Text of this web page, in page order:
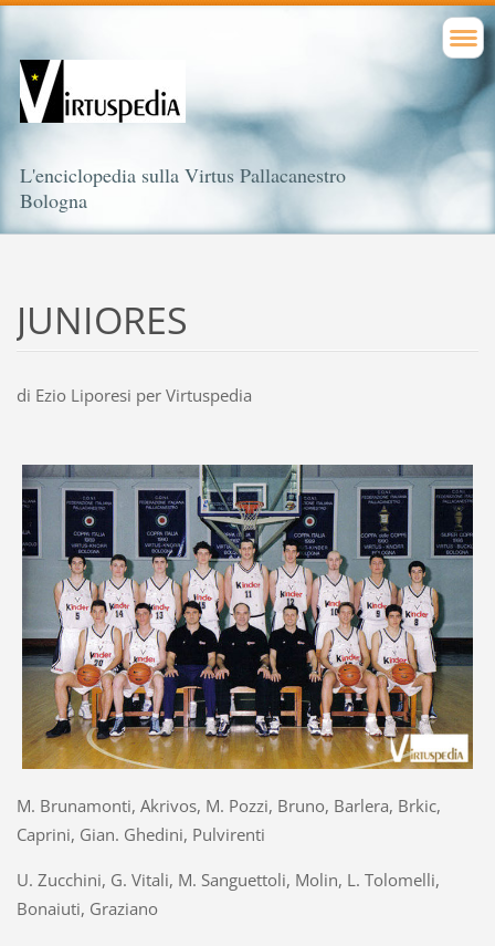
L'enciclopedia sulla Virtus Pallacanestro
Bologna
JUNIORES
di Ezio Liporesi per Virtuspedia
M. Brunamonti, Akrivos, M. Pozzi, Bruno, Barlera, Brkic,
Caprini, Gian. Ghedini, Pulvirenti
U. Zucchini, G. Vitali, M. Sanguettoli, Molin, L. Tolomelli,
Bonaiuti, Graziano